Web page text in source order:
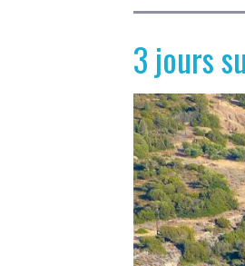
3 jours